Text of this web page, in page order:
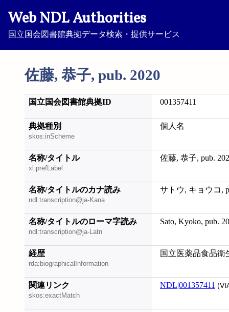
Web NDL Authorities
国立国会図書館典拠データ検索・提供サービス
佐藤, 恭子, pub. 2020
国立国会図書館典拠ID 001357411
典拠種別
skos:inScheme
個人名
名称/タイトル
xl:prefLabel
佐藤, 恭子, pub.
名称/タイトルのカナ読み
ndl:transcription@ja-Kana
サトウ, キョウコ,
名称/タイトルのローマ字読み
ndl:transcription@ja-Latn
Sato, Kyoko, pub.
経歴
rda:biographicalInformation
国立医薬品食品衛
関連リンク
skos:exactMatch
NDL|001357411